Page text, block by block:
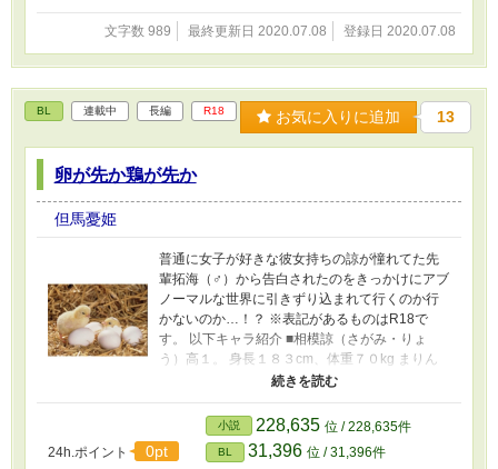
文字数 989 最終更新日 2020.07.08 登録日 2020.07.08
BL 連載中 長編 R18 お気に入りに追加 13
卵が先か鶏が先か
但馬憂姫
普通に女子が好きな彼女持ちの諒が憧れてた先
輩拓海（♂）から告白されたのをきっかけにアブ
ノーマルな世界に引きずり込まれて行くのか行
かないのか…！？ ※表記があるものはR18で
す。 以下キャラ紹介 ■相模諒（さがみ・りょ
う）高１。 身長１８３cm、体重７０kg まりん
ちゃんという幼馴染の彼女がいる。 勉強はあま
り得意じゃない。バスケ馬鹿。中学では部長を
務めていた。責任感が強く、何事にも一生懸
命。 親はごくごく普通のサラリーマン。ひとり
っ子。 拓海と同じ高校に通う為にかなり無理を
24h.ポイント 0pt
小説 228,635 位 / 228,635件
BL 31,396 位 / 31,396件